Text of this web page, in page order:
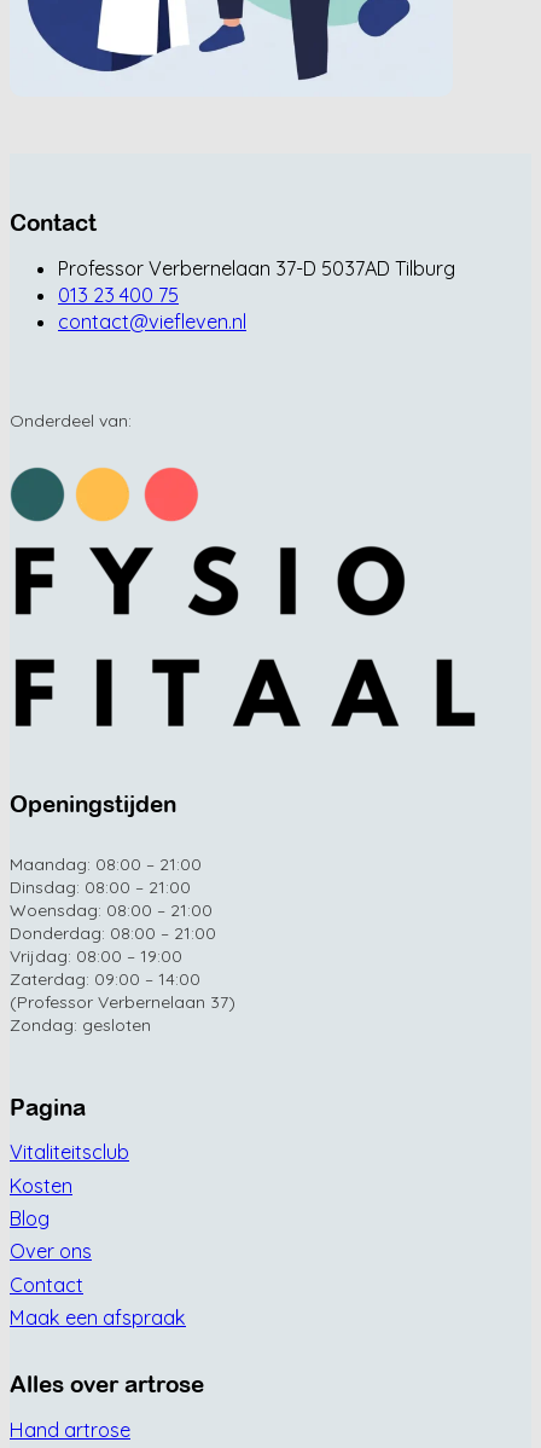
Contact
Professor Verbernelaan 37-D 5037AD Tilburg
013 23 400 75
contact@viefleven.nl
Onderdeel van:
Openingstijden
Maandag: 08:00 – 21:00
Dinsdag: 08:00 – 21:00
Woensdag: 08:00 – 21:00
Donderdag: 08:00 – 21:00
Vrijdag: 08:00 – 19:00
Zaterdag: 09:00 – 14:00
(Professor Verbernelaan 37)
Zondag: gesloten
Pagina
Vitaliteitsclub
Kosten
Blog
Over ons
Contact
Maak een afspraak
Alles over artrose
Hand artrose